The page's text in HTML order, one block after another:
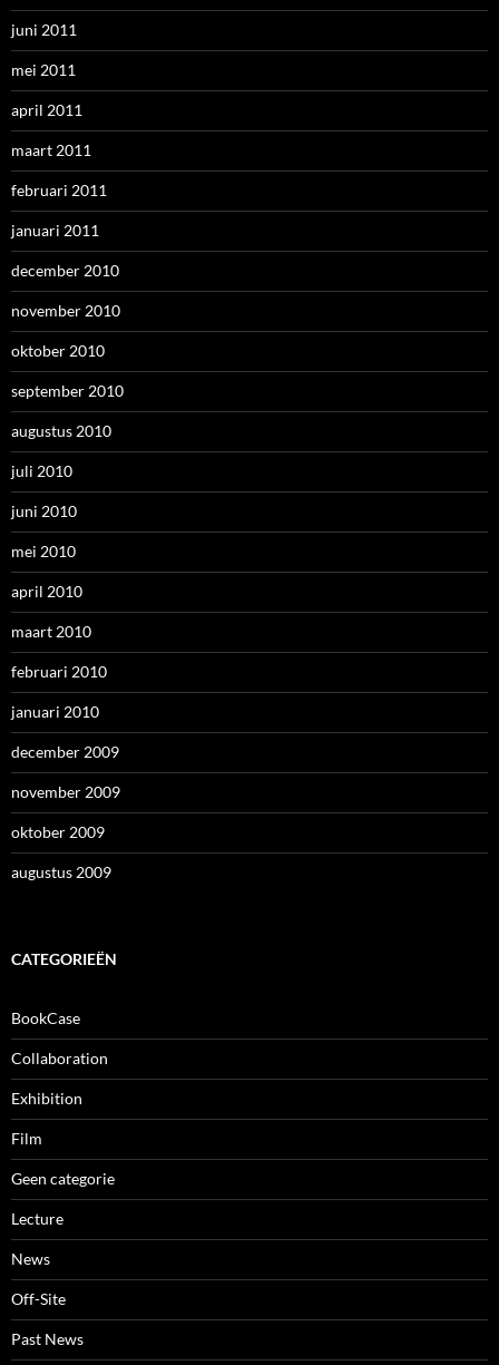
juni 2011
mei 2011
april 2011
maart 2011
februari 2011
januari 2011
december 2010
november 2010
oktober 2010
september 2010
augustus 2010
juli 2010
juni 2010
mei 2010
april 2010
maart 2010
februari 2010
januari 2010
december 2009
november 2009
oktober 2009
augustus 2009
CATEGORIEËN
BookCase
Collaboration
Exhibition
Film
Geen categorie
Lecture
News
Off-Site
Past News